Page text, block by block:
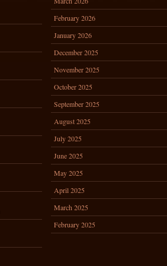
February 2026
January 2026
December 2025
November 2025
October 2025
September 2025
August 2025
July 2025
June 2025
May 2025
April 2025
March 2025
February 2025